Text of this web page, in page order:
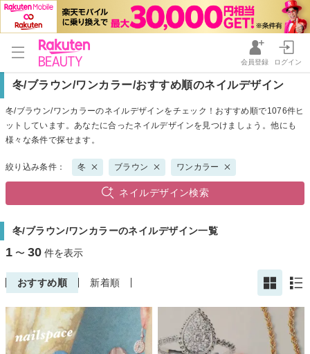
会員登録 ログイン
冬/ブラウン/ワンカラー/おすすめ順のネイルデザイン
冬/ブラウン/ワンカラーのネイルデザインをチェック！おすすめ順で1076件ヒ
ットしています。あなたに合ったネイルデザインを見つけましょう。他にも
様々な条件で探せます。
絞り込み条件： 冬 ブラウン ワンカラー
ネイルデザイン検索
冬/ブラウン/ワンカラーのネイルデザイン一覧
1 〜 30 件を表示
おすすめ順 新着順